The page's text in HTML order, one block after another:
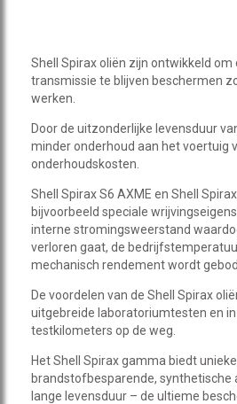
Shell Spirax oliën zijn ontwikkeld om
transmissie te blijven beschermen
werken.
Door de uitzonderlijke levensduur
minder onderhoud aan het voertuig
onderhoudskosten.
Shell Spirax S6 AXME en Shell
bijvoorbeeld speciale
interne stromingsweerstand
verloren gaat, de
mechanisch rendement wordt
De voordelen van de Shell Spirax
uitgebreide laboratoriumtesten en
testkilometers op de weg.
Het Shell Spirax gamma biedt
brandstofbesparende,
lange levensduur – de ultieme